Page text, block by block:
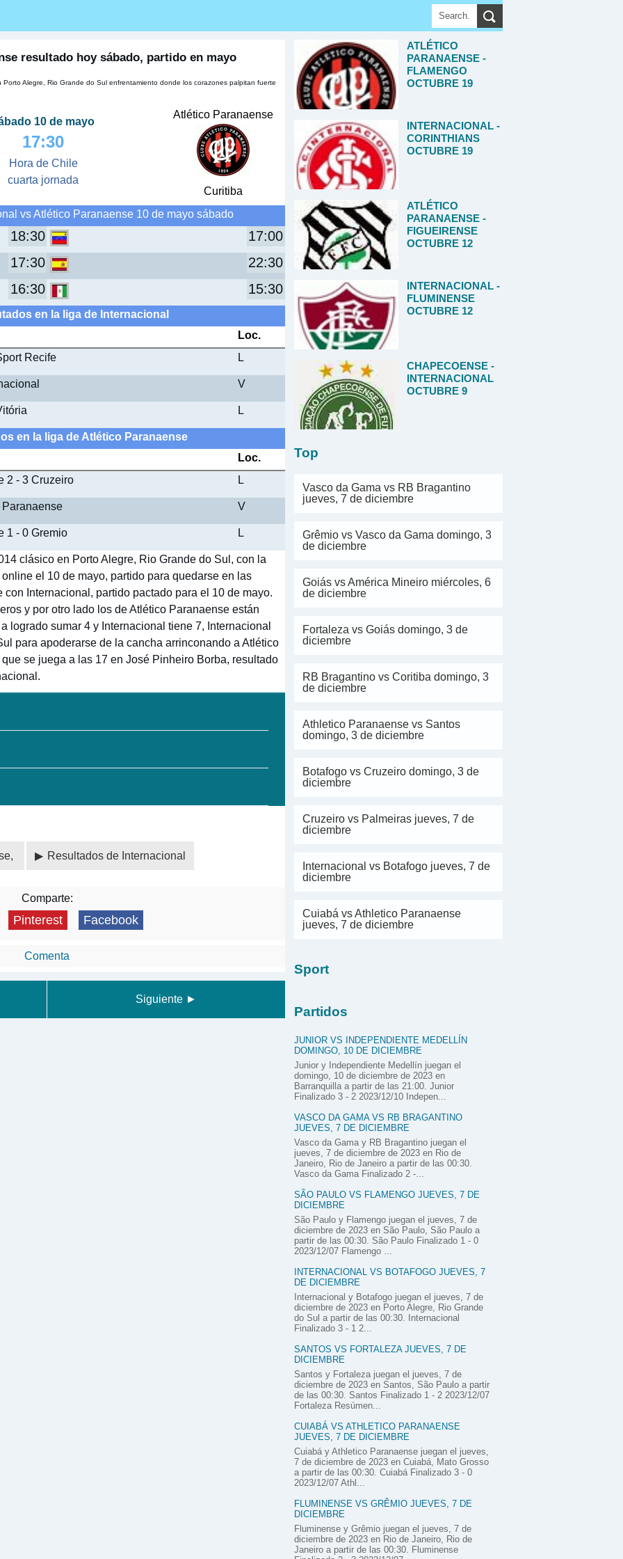
resultado hoy sábado, partido en mayo
Alegre, Rio Grande do Sul enfrentamiento donde los corazones palpitan fuerte
10 de mayo
17:30
Hora de Chile
cuarta jornada
Atlético Paranaense
Curitiba
vs Atlético Paranaense 10 de mayo sábado
18:30
17:00
17:30
22:30
16:30
15:30
en la liga de Internacional
Loc.
Recife L
V
L
en la liga de Atlético Paranaense
Loc.
2 - 3 Cruzeiro L
V
1 - 0 Gremio L
clásico en Porto Alegre, Rio Grande do Sul, con la
el 10 de mayo, partido para quedarse en las
Internacional, partido pactado para el 10 de mayo.
y por otro lado los de Atlético Paranaense están
logrado sumar 4 y Internacional tiene 7, Internacional
para apoderarse de la cancha arrinconando a Atlético
se juega a las 17 en José Pinheiro Borba, resultado
Resultados de Internacional
Comparte:
Pinterest Facebook
Comenta
Siguiente ►
ATLÉTICO
PARANAENSE -
FLAMENGO
OCTUBRE 19
INTERNACIONAL -
CORINTHIANS
OCTUBRE 19
ATLÉTICO
PARANAENSE -
FIGUEIRENSE
OCTUBRE 12
INTERNACIONAL -
FLUMINENSE
OCTUBRE 12
CHAPECOENSE -
INTERNACIONAL
OCTUBRE 9
Top
Vasco da Gama vs RB Bragantino
jueves, 7 de diciembre
Grêmio vs Vasco da Gama domingo, 3
de diciembre
Goiás vs América Mineiro miércoles, 6
de diciembre
Fortaleza vs Goiás domingo, 3 de
diciembre
RB Bragantino vs Coritiba domingo, 3
de diciembre
Athletico Paranaense vs Santos
domingo, 3 de diciembre
Botafogo vs Cruzeiro domingo, 3 de
diciembre
Cruzeiro vs Palmeiras jueves, 7 de
diciembre
Internacional vs Botafogo jueves, 7 de
diciembre
Cuiabá vs Athletico Paranaense
jueves, 7 de diciembre
Sport
Partidos
JUNIOR VS INDEPENDIENTE MEDELLÍN
DOMINGO, 10 DE DICIEMBRE
Junior y Independiente Medellín juegan el
domingo, 10 de diciembre de 2023 en
Barranquilla a partir de las 21:00. Junior
Finalizado 3 - 2 2023/12/10 Indepen...
VASCO DA GAMA VS RB BRAGANTINO
JUEVES, 7 DE DICIEMBRE
Vasco da Gama y RB Bragantino juegan el
jueves, 7 de diciembre de 2023 en Rio de
Janeiro, Rio de Janeiro a partir de las 00:30.
Vasco da Gama Finalizado 2 -...
SÃO PAULO VS FLAMENGO JUEVES, 7 DE
DICIEMBRE
São Paulo y Flamengo juegan el jueves, 7 de
diciembre de 2023 en São Paulo, São Paulo a
partir de las 00:30. São Paulo Finalizado 1 - 0
2023/12/07 Flamengo ...
INTERNACIONAL VS BOTAFOGO JUEVES, 7
DE DICIEMBRE
Internacional y Botafogo juegan el jueves, 7 de
diciembre de 2023 en Porto Alegre, Rio Grande
do Sul a partir de las 00:30. Internacional
Finalizado 3 - 1 2...
SANTOS VS FORTALEZA JUEVES, 7 DE
DICIEMBRE
Santos y Fortaleza juegan el jueves, 7 de
diciembre de 2023 en Santos, São Paulo a partir
de las 00:30. Santos Finalizado 1 - 2 2023/12/07
Fortaleza Resúmen...
CUIABÁ VS ATHLETICO PARANAENSE
JUEVES, 7 DE DICIEMBRE
Cuiabá y Athletico Paranaense juegan el jueves,
7 de diciembre de 2023 en Cuiabá, Mato Grosso
a partir de las 00:30. Cuiabá Finalizado 3 - 0
2023/12/07 Athl...
FLUMINENSE VS GRÊMIO JUEVES, 7 DE
DICIEMBRE
Fluminense y Grêmio juegan el jueves, 7 de
diciembre de 2023 en Rio de Janeiro, Rio de
Janeiro a partir de las 00:30. Fluminense